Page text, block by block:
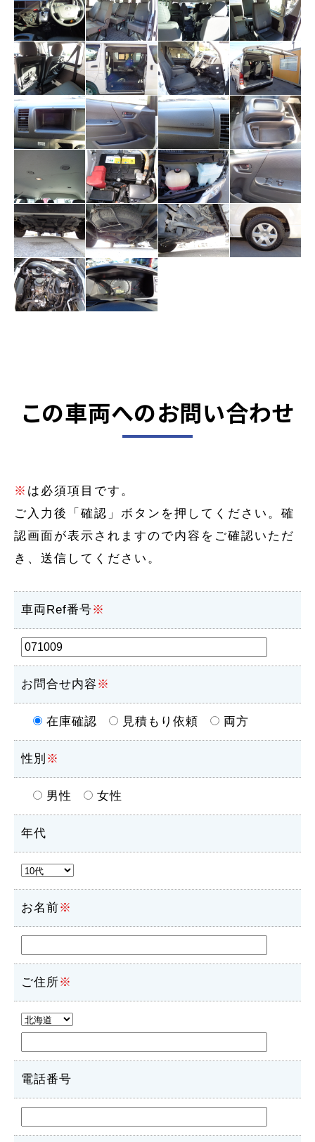
この車両へのお問い合わせ
※ は必須項目です。
ご入力後「確認」ボタンを押してください。確
認画面が表示されますので内容をご確認いただ
き、送信してください。
車両Ref番号※
お問合せ内容 ※
在庫確認 見積もり依頼 両方
性別 ※
男性 女性
年代
お名前※
ご住所※
電話番号